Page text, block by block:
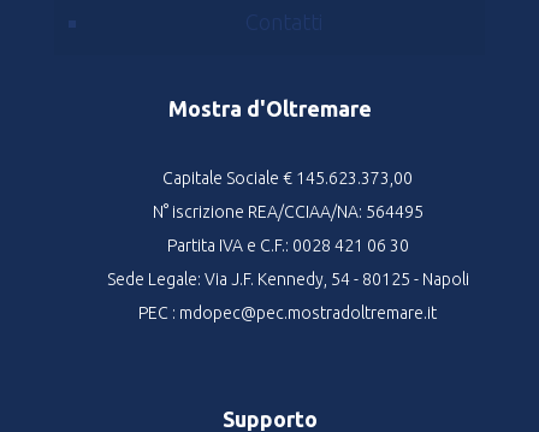
Contatti
Mostra d'Oltremare
Capitale Sociale € 145.623.373,00
N° iscrizione REA/CCIAA/NA: 564495
Partita IVA e C.F.: 0028 421 06 30
Sede Legale: Via J.F. Kennedy, 54 - 80125 - Napoli
PEC : mdopec@pec.mostradoltremare.it
Supporto